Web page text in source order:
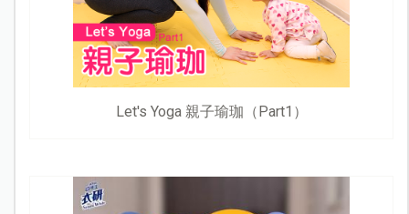
Let's Yoga 親子瑜珈（Part1）